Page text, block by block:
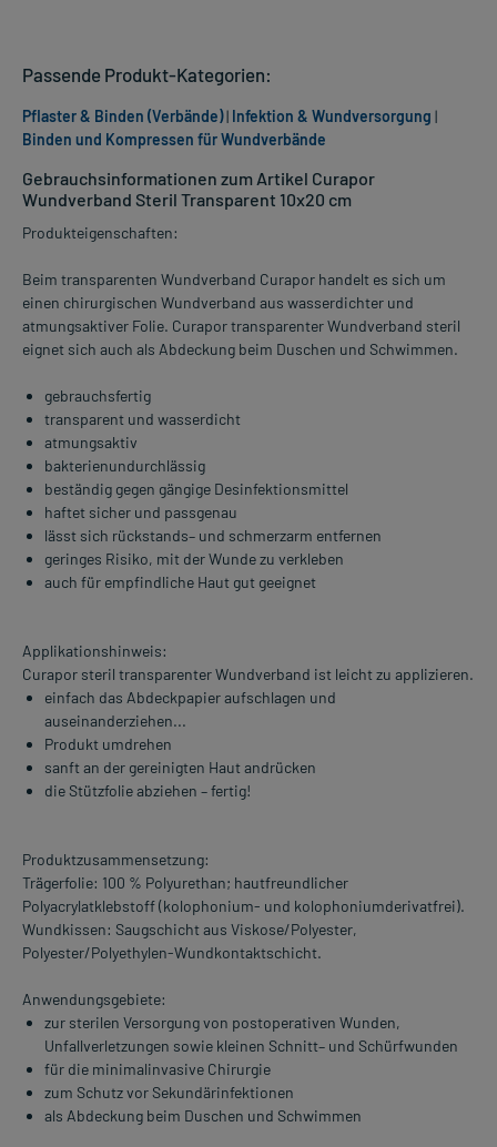
Gebrauchsinformationen zum Artikel Curapor
Wundverband Steril Transparent 10x20 cm
Produkteigenschaften:
Beim transparenten Wundverband Curapor handelt es sich um
einen chirurgischen Wundverband aus wasserdichter und
atmungsaktiver Folie. Curapor transparenter Wundverband steril
eignet sich auch als Abdeckung beim Duschen und Schwimmen.
gebrauchsfertig
transparent und wasserdicht
atmungsaktiv
bakterienundurchlässig
beständig gegen gängige Desinfektionsmittel
haftet sicher und passgenau
lässt sich rückstands– und schmerzarm entfernen
geringes Risiko, mit der Wunde zu verkleben
auch für empfindliche Haut gut geeignet
Applikationshinweis:
Curapor steril transparenter Wundverband ist leicht zu applizieren.
einfach das Abdeckpapier aufschlagen und
auseinanderziehen...
Produkt umdrehen
sanft an der gereinigten Haut andrücken
die Stützfolie abziehen – fertig!
Produktzusammensetzung:
Trägerfolie: 100 % Polyurethan; hautfreundlicher
Polyacrylatklebstoff (kolophonium- und kolophoniumderivatfrei).
Wundkissen: Saugschicht aus Viskose/Polyester,
Polyester/Polyethylen-Wundkontaktschicht.
Anwendungsgebiete:
zur sterilen Versorgung von postoperativen Wunden,
Unfallverletzungen sowie kleinen Schnitt– und Schürfwunden
für die minimalinvasive Chirurgie
zum Schutz vor Sekundärinfektionen
als Abdeckung beim Duschen und Schwimmen
Passende Produkt-Kategorien:
Pflaster & Binden (Verbände)| Infektion & Wundversorgung |
Binden und Kompressen für Wundverbände